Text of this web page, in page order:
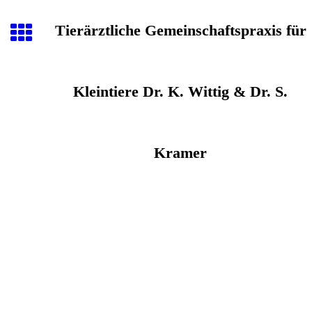
Tierärztliche Gemeinschaftspraxis für
Kleintiere Dr. K. Wittig & Dr. S.
Kramer